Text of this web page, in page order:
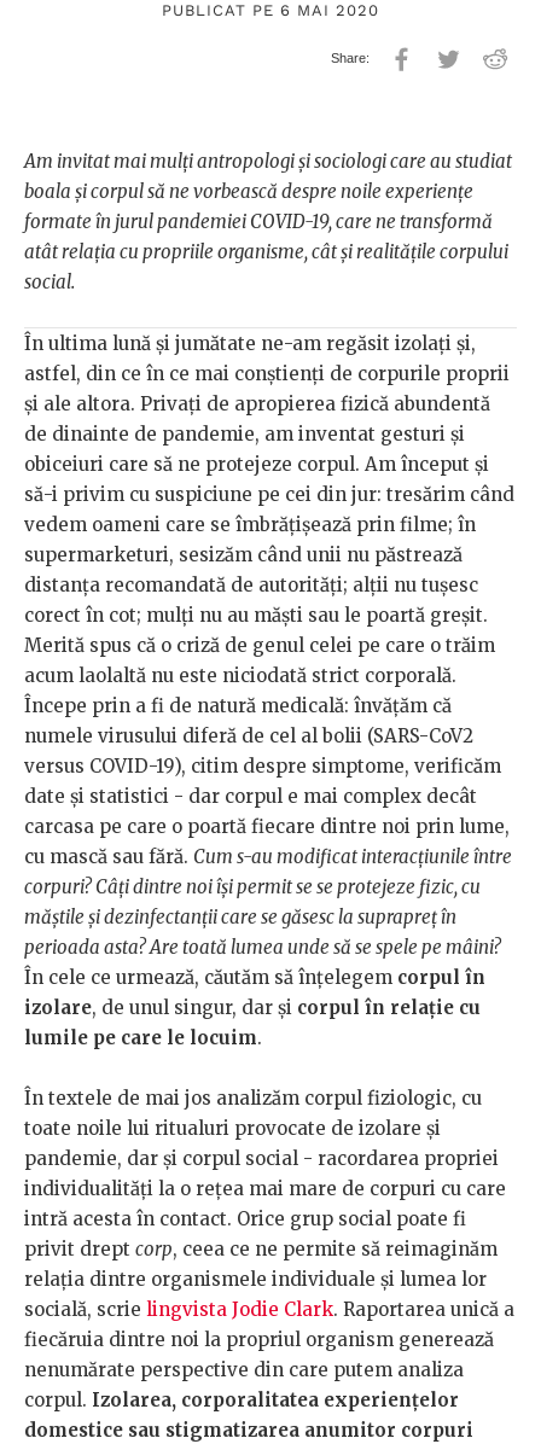
PUBLICAT PE 6 MAI 2020
Am invitat mai mulți antropologi și sociologi care au studiat
boala și corpul să ne vorbească despre noile experiențe
formate în jurul pandemiei COVID-19, care ne transformă
atât relația cu propriile organisme, cât și realitățile corpului
social.
În ultima lună și jumătate ne-am regăsit izolați și,
astfel, din ce în ce mai conștienți de corpurile proprii
și ale altora. Privați de apropierea fizică abundentă
de dinainte de pandemie, am inventat gesturi și
obiceiuri care să ne protejeze corpul. Am început și
să-i privim cu suspiciune pe cei din jur: tresărim când
vedem oameni care se îmbrățișează prin filme; în
supermarketuri, sesizăm când unii nu păstrează
distanța recomandată de autorități; alții nu tușesc
corect în cot; mulți nu au măști sau le poartă greșit.
Merită spus că o criză de genul celei pe care o trăim
acum laolaltă nu este niciodată strict corporală.
Începe prin a fi de natură medicală: învățăm că
numele virusului diferă de cel al bolii (SARS-CoV2
versus COVID-19), citim despre simptome, verificăm
date și statistici - dar corpul e mai complex decât
carcasa pe care o poartă fiecare dintre noi prin lume,
cu mască sau fără. Cum s-au modificat interacțiunile între
corpuri? Câți dintre noi își permit se se protejeze fizic, cu
măștile și dezinfectanții care se găsesc la suprapreț în
perioada asta? Are toată lumea unde să se spele pe mâini?
În cele ce urmează, căutăm să înțelegem corpul în
izolare, de unul singur, dar și corpul în relație cu
lumile pe care le locuim.
În textele de mai jos analizăm corpul fiziologic, cu
toate noile lui ritualuri provocate de izolare și
pandemie, dar și corpul social - racordarea propriei
individualități la o rețea mai mare de corpuri cu care
intră acesta în contact. Orice grup social poate fi
privit drept corp, ceea ce ne permite să reimaginăm
relația dintre organismele individuale și lumea lor
socială, scrie lingvista Jodie Clark. Raportarea unică a
fiecăruia dintre noi la propriul organism generează
nenumărate perspective din care putem analiza
corpul. Izolarea, corporalitatea experiențelor
domestice sau stigmatizarea anumitor corpuri